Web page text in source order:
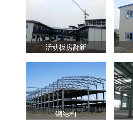
活动板房翻新
钢结构